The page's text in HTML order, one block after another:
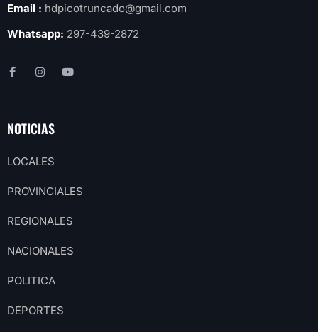
Email : hdpicotruncado@gmail.com
Whatsapp: 297-439-2872
NOTICIAS
LOCALES
PROVINCIALES
REGIONALES
NACIONALES
POLITICA
DEPORTES